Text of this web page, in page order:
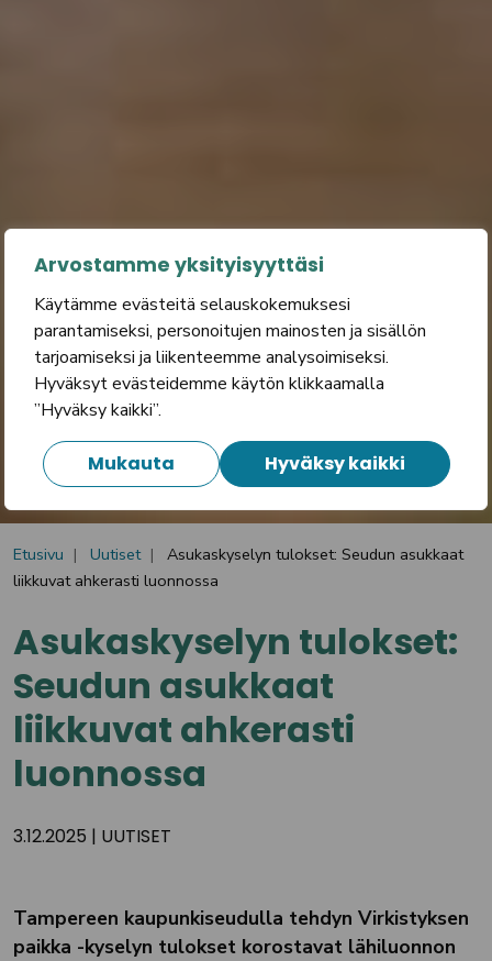
Arvostamme yksityisyyttäsi
Käytämme evästeitä selauskokemuksesi
parantamiseksi, personoitujen mainosten ja sisällön
tarjoamiseksi ja liikenteemme analysoimiseksi.
Hyväksyt evästeidemme käytön klikkaamalla
”Hyväksy kaikki”.
Mukauta Hyväksy kaikki
Etusivu Uutiset
Asukaskyselyn tulokset: Seudun asukkaat
liikkuvat ahkerasti luonnossa
Asukaskyselyn tulokset:
Seudun asukkaat
liikkuvat ahkerasti
luonnossa
3.12.2025 | UUTISET
Tampereen kaupunkiseudulla tehdyn Virkistyksen
paikka -kyselyn tulokset korostavat lähiluonnon